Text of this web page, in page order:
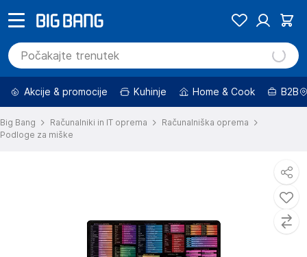
Akcije & promocije Kuhinje Home & Cook B2B
Big Bang Računalniki in IT oprema
Računalniška oprema
Podloge za miške